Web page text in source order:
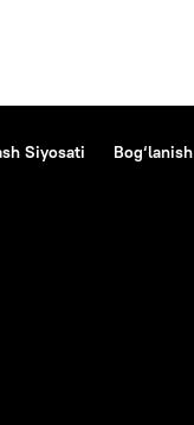
Siyosati Bog‘lanish